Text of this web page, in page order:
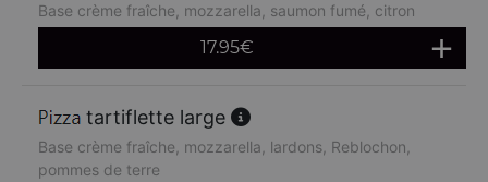
Base crème fraîche, mozzarella, saumon fumé, citron
17.95€
tartiflette large
Base crème fraîche, mozzarella, lardons, Reblochon,
pommes de terre